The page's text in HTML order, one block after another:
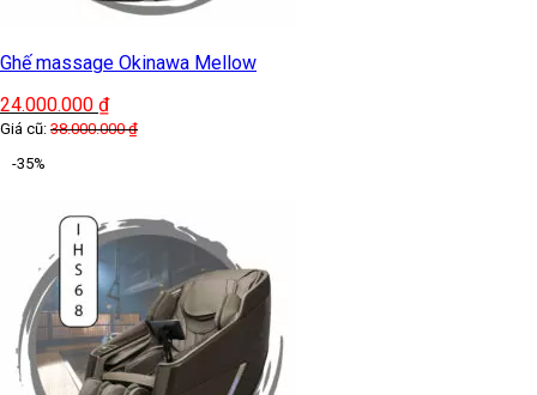
Ghế massage Okinawa Mellow
24.000.000 ₫
Giá cũ: 38.000.000₫
-35%